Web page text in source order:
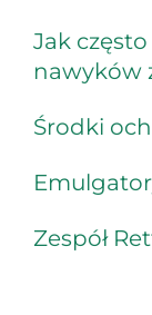
Jak
nawyków
Środki
Zespół